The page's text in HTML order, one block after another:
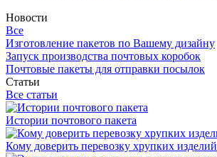
Новости
Все
Изготовление пакетов по Вашему дизайну
Запуск производства почтовых коробок
Почтовые пакеты для отправки посылок
Статьи
Все статьи
Истории почтового пакета
Кому доверить перевозку хрупких изделий